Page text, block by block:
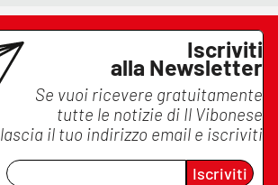
Iscriviti
alla Newsletter
Se vuoi ricevere gratuitamente
tutte le notizie di Il Vibonese
lascia il tuo indirizzo email e iscriviti
Iscriviti